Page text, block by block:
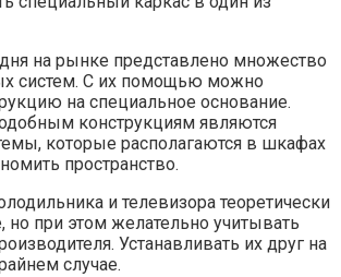
на рынке представлено множество
систем. С их помощью можно
на специальное основание.
конструкциям являются
которые располагаются в шкафах
пространство.
и телевизора теоретически
при этом желательно учитывать
Устанавливать их друг на
случае.